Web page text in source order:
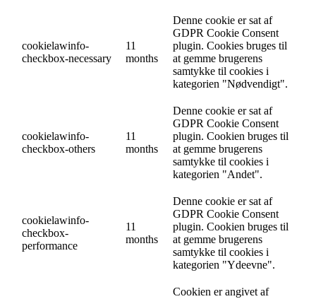
cookielawinfo-
checkbox-necessary
11
months
Denne cookie er sat af
GDPR Cookie Consent
plugin. Cookies bruges til
at gemme brugerens
samtykke til cookies i
kategorien "Nødvendigt".
cookielawinfo-
checkbox-others
11
months
Denne cookie er sat af
GDPR Cookie Consent
plugin. Cookien bruges til
at gemme brugerens
samtykke til cookies i
kategorien "Andet".
cookielawinfo-
checkbox-
performance
11
months
Denne cookie er sat af
GDPR Cookie Consent
plugin. Cookien bruges til
at gemme brugerens
samtykke til cookies i
kategorien "Ydeevne".
Cookien er angivet af